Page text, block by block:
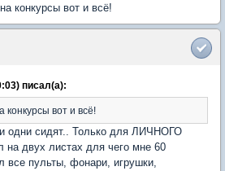
конкурсы вот и всё!
писал(а):
конкурсы вот и всё!
одни сидят.. Только для ЛИЧНОГО
на двух листах для чего мне 60
все пульты, фонари, игрушки,